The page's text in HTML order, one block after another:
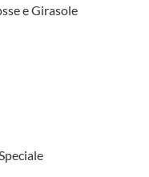
e Girasole